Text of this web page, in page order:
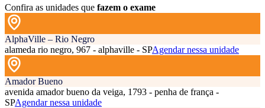
Confira as unidades que fazem o exame
AlphaVille – Rio Negro
alameda rio negro, 967 - alphaville - SPAgendar nessa unidade
Amador Bueno
avenida amador bueno da veiga, 1793 - penha de frança -
SPAgendar nessa unidade